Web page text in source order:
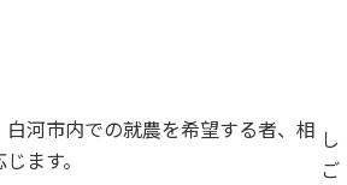
河市内での就農を希望する者、相
ます。
し
ご